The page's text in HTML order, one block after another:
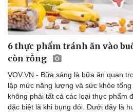
Thể thao
Bóng đá
Lịch thi đấu bóng đá
Thế giới thể thao
eSports
Hậu trường
Ô
6 thực phẩm tránh ăn vào
còn rỗng
VOV.VN - Bữa sáng là bữa ăn quan
lập mức năng lượng và sức khỏe tổng
không phải tất cả các loại thực phẩm
đặc biệt là khi bụng đói. Dưới đây là